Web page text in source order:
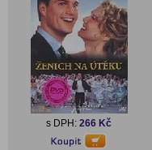
s DPH: 266 Kč